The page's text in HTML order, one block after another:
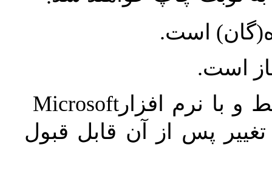
است.
است.
و با نرم افزارMicrosoft
پس از آن قابل قبول